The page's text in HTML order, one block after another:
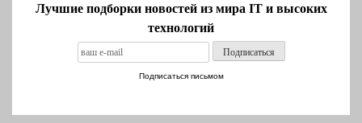
Лучшие подборки новостей из мира IT и высоких
технологий
Подписаться письмом